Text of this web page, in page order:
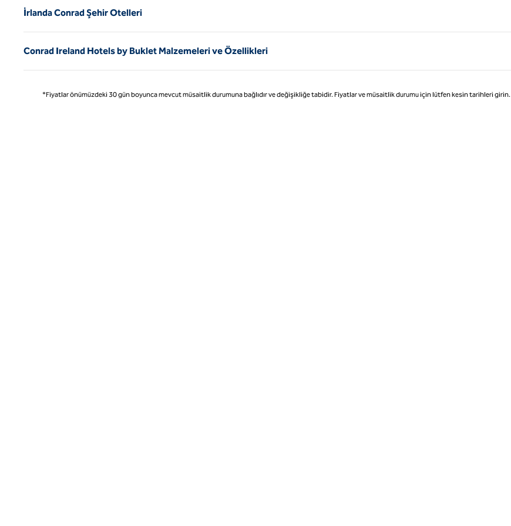
İrlanda Conrad Şehir Otelleri
Conrad Ireland Hotels by Buklet Malzemeleri ve Özellikleri
*Fiyatlar önümüzdeki 30 gün boyunca mevcut müsaitlik durumuna bağlıdır ve değişikliğe tabidir. Fiyatlar ve müsaitlik durumu için lütfen kesin tarihleri girin.